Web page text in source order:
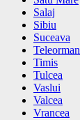
Salaj
Sibiu
Suceava
Teleorman
Timis
Tulcea
Vaslui
Valcea
Vrancea